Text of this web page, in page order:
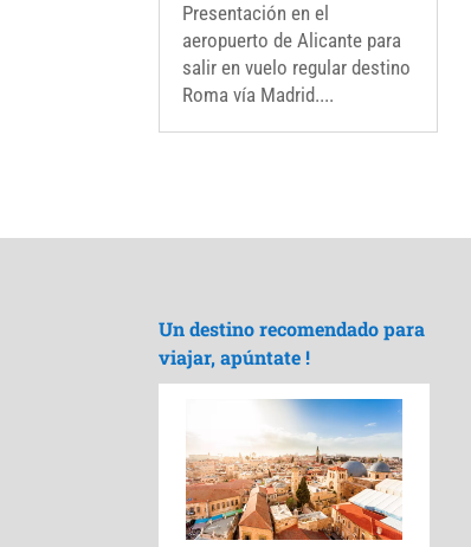
Presentación en el
aeropuerto de Alicante para
salir en vuelo regular destino
Roma vía Madrid....
Un destino recomendado para
viajar, apúntate !